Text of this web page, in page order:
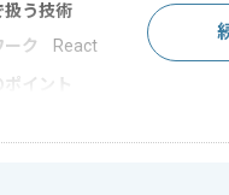
扱う技術
ーク
React
イント